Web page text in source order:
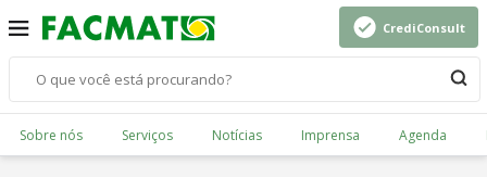
CrediConsult
Sobre nós Serviços Notícias Imprensa Agenda